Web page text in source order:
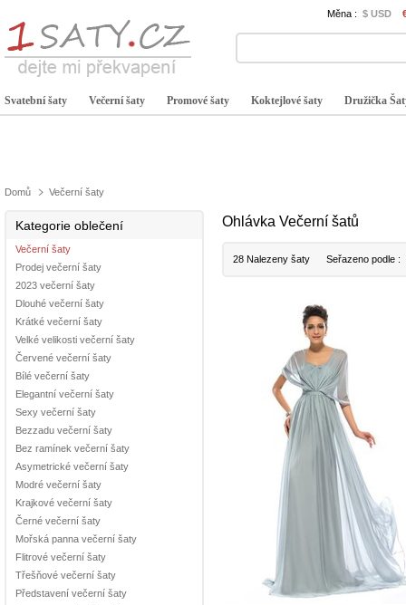
Měna : $ USD
Svatební šaty Večerní šaty Promové šaty Koktejlové šaty Družička
Domů Večerní šaty
Kategorie oblečení
Večerní šaty
Prodej večerní šaty
2023 večerní šaty
Dlouhé večerní šaty
Krátké večerní šaty
Velké velikosti večerní šaty
Červené večerní šaty
Bílé večerní šaty
Elegantní večerní šaty
Sexy večerní šaty
Bezzadu večerní šaty
Bez ramínek večerní šaty
Asymetrické večerní šaty
Modré večerní šaty
Krajkové večerní šaty
Černé večerní šaty
Mořská panna večerní šaty
Flitrové večerní šaty
Třešňové večerní šaty
Představení večerní šaty
Ohlávka Večerní šatů
28 Nalezeny šaty Seřazeno podle :